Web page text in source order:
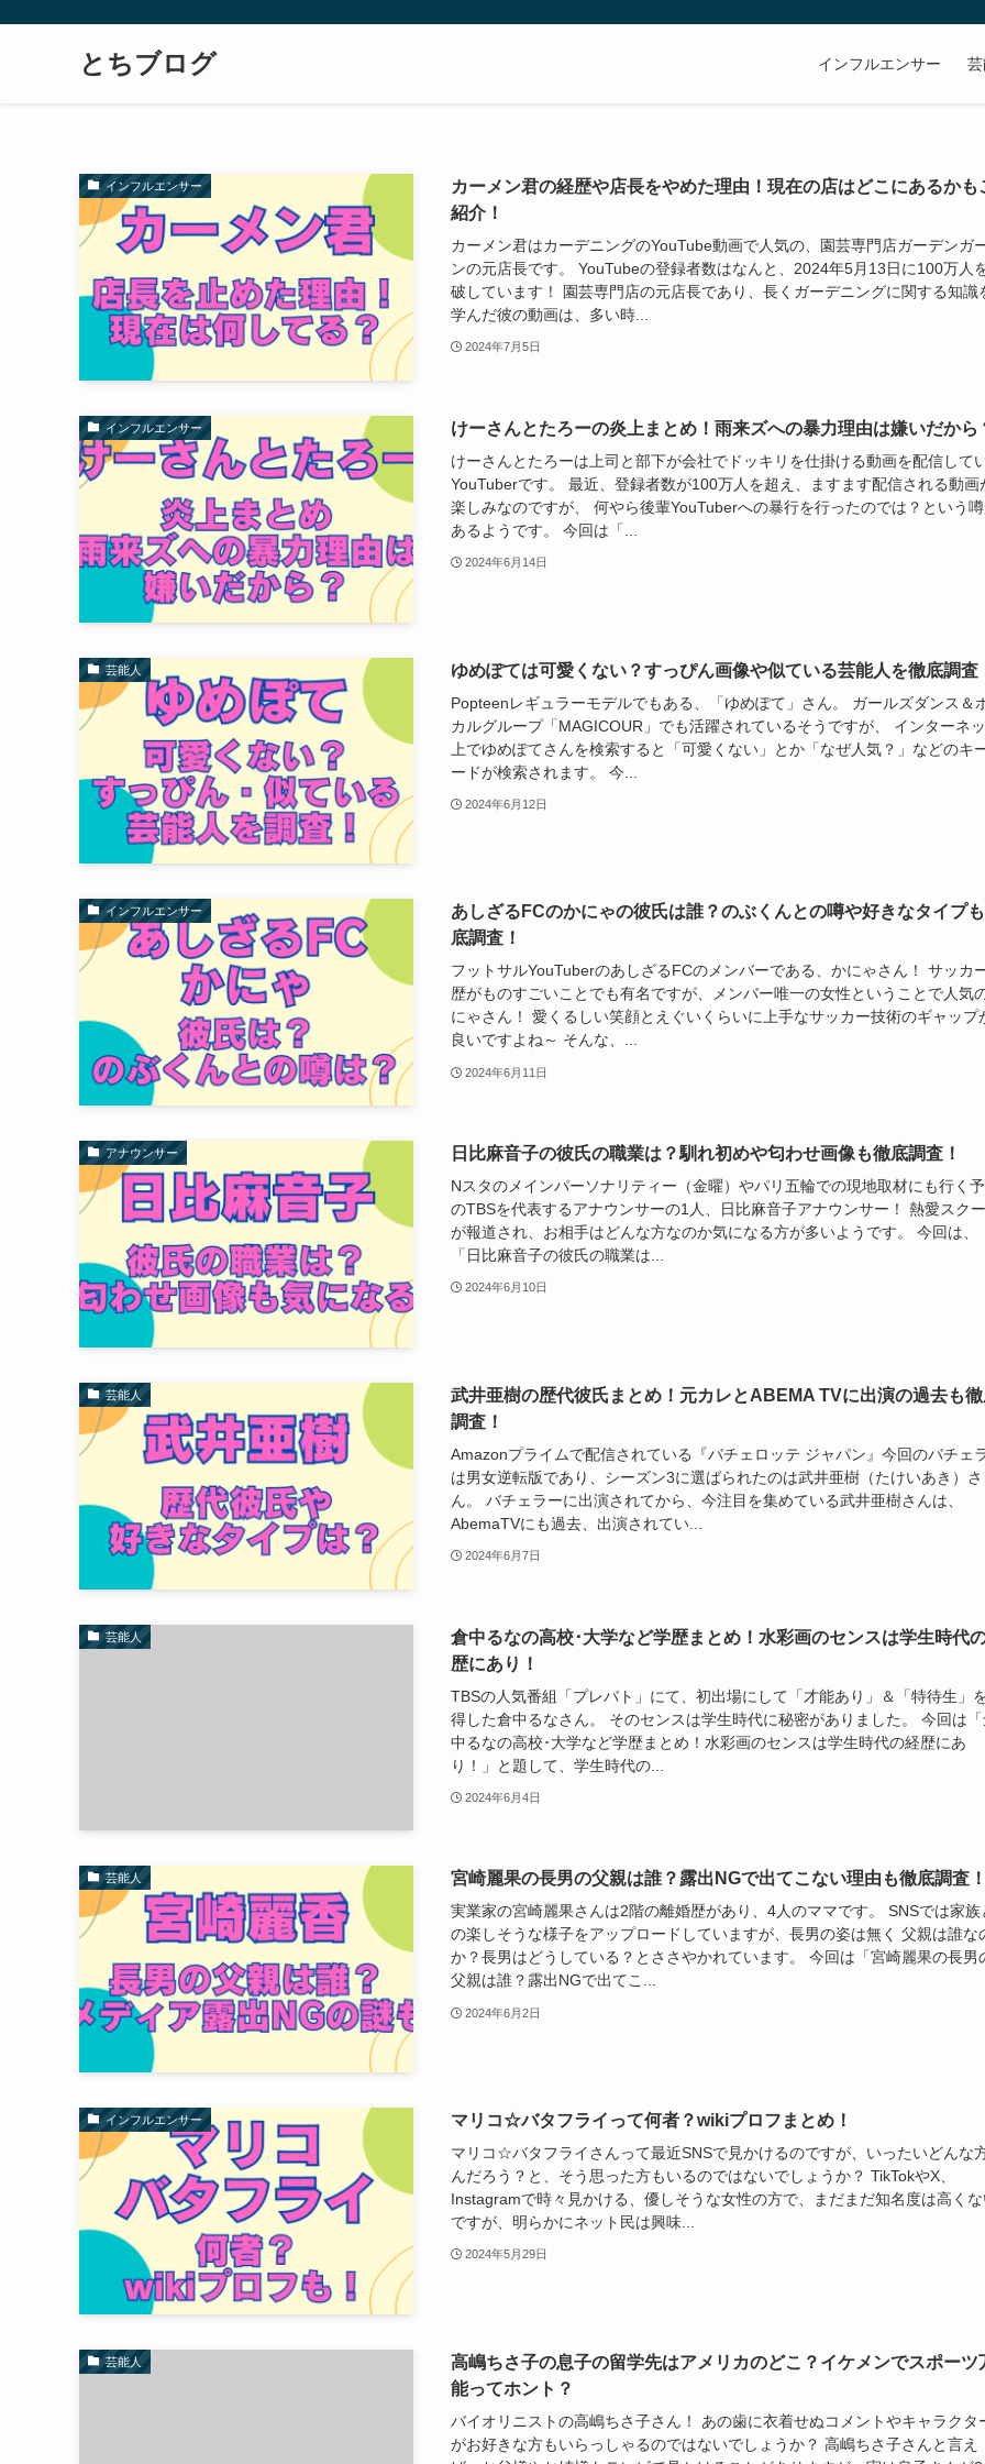
とちブログ インフルエンサー 芸
インフルエンサー
カーメン君の経歴や店長をやめた理由！現在の店はどこにあるかも
紹介！
カーメン君はカーデニングのYouTube動画で人気の、園芸専門店ガーデンガ
ンの元店長です。 YouTubeの登録者数はなんと、2024年5月13日に100万人
破しています！ 園芸専門店の元店長であり、長くガーデニングに関する知識
学んだ彼の動画は、多い時...
2024年7月5日
インフルエンサー けーさんとたろーの炎上まとめ！雨来ズへの暴力理由は嫌いだから
けーさんとたろーは上司と部下が会社でドッキリを仕掛ける動画を配信して
YouTuberです。 最近、登録者数が100万人を超え、ますます配信される動画
楽しみなのですが、 何やら後輩YouTuberへの暴行を行ったのでは？という
あるようです。 今回は「...
2024年6月14日
芸能人 ゆめぽては可愛くない？すっぴん画像や似ている芸能人を徹底調査
Popteenレギュラーモデルでもある、「ゆめぽて」さん。 ガールズダンス＆
カルグループ「MAGICOUR」でも活躍されているそうですが、 インターネ
上でゆめぽてさんを検索すると「可愛くない」とか「なぜ人気？」などのキ
ードが検索されます。 今...
2024年6月12日
インフルエンサー
あしざるFCのかにゃの彼氏は誰？のぶくんとの噂や好きなタイプ
底調査！
フットサルYouTuberのあしざるFCのメンバーである、かにゃさん！ サッカ
歴がものすごいことでも有名ですが、メンバー唯一の女性ということで人気
にゃさん！ 愛くるしい笑顔とえぐいくらいに上手なサッカー技術のギャップ
良いですよね～ そんな、...
2024年6月11日
アナウンサー 日比麻音子の彼氏の職業は？馴れ初めや匂わせ画像も徹底調査！
Nスタのメインパーソナリティー（金曜）やパリ五輪での現地取材にも行く
のTBSを代表するアナウンサーの1人、日比麻音子アナウンサー！ 熱愛スク
が報道され、お相手はどんな方なのか気になる方が多いようです。 今回は、
「日比麻音子の彼氏の職業は...
2024年6月10日
芸能人
武井亜樹の歴代彼氏まとめ！元カレとABEMA TVに出演の過去も
調査！
Amazonプライムで配信されている『バチェロッテ ジャパン』今回のバチェ
は男女逆転版であり、シーズン3に選ばられたのは武井亜樹（たけいあき）さ
ん。 バチェラーに出演されてから、今注目を集めている武井亜樹さんは、
AbemaTVにも過去、出演されてい...
2024年6月7日
芸能人
倉中るなの高校･大学など学歴まとめ！水彩画のセンスは学生時代
歴にあり！
TBSの人気番組「プレバト」にて、初出場にして「才能あり」＆「特待生」
得した倉中るなさん。 そのセンスは学生時代に秘密がありました。 今回は「
中るなの高校･大学など学歴まとめ！水彩画のセンスは学生時代の経歴にあ
り！」と題して、学生時代の...
2024年6月4日
芸能人 宮崎麗果の長男の父親は誰？露出NGで出てこない理由も徹底調査！
実業家の宮崎麗果さんは2階の離婚歴があり、4人のママです。 SNSでは家族
の楽しそうな様子をアップロードしていますが、長男の姿は無く 父親は誰な
か？長男はどうしている？とささやかれています。 今回は「宮崎麗果の長男
父親は誰？露出NGで出てこ...
2024年6月2日
インフルエンサー マリコ☆バタフライって何者？wikiプロフまとめ！
マリコ☆バタフライさんって最近SNSで見かけるのですが、いったいどんな
んだろう？と、そう思った方もいるのではないでしょうか？ TikTokやX、
Instagramで時々見かける、優しそうな女性の方で、まだまだ知名度は高く
ですが、明らかにネット民は興味...
2024年5月29日
芸能人
高嶋ちさ子の息子の留学先はアメリカのどこ？イケメンでスポーツ
能ってホント？
バイオリニストの高嶋ちさ子さん！ あの歯に衣着せぬコメントやキャラクタ
がお好きな方もいらっしゃるのではないでしょうか？ 高嶋ちさ子さんと言え